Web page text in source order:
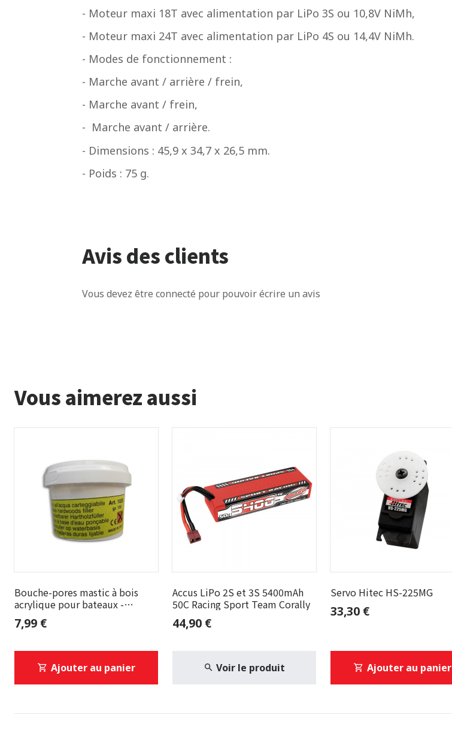
- Moteur maxi 18T avec alimentation par LiPo 3S ou 10,8V NiMh,
- Moteur maxi 24T avec alimentation par LiPo 4S ou 14,4V NiMh.
- Modes de fonctionnement :
- Marche avant / arrière / frein,
- Marche avant / frein,
- Marche avant / arrière.
- Dimensions : 45,9 x 34,7 x 26,5 mm.
- Poids : 75 g.
Avis des clients
Vous devez être connecté pour pouvoir écrire un avis
Vous aimerez aussi
Bouche-pores mastic à bois
acrylique pour bateaux -
Mantua Model
7,99 €
Ajouter au panier
Accus LiPo 2S et 3S 5400mAh
50C Racing Sport Team Corally
44,90 €
Voir le produit
Servo Hitec HS-225MG
33,30 €
Ajouter au panier